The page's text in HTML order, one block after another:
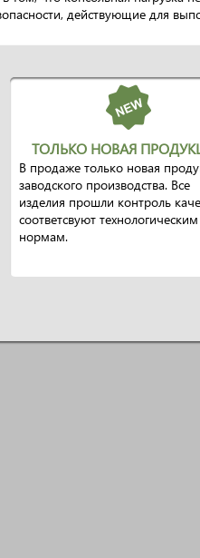
действующие для
ТОЛЬКО НОВАЯ
В продаже только новая
заводского производства. Все
изделия прошли контроль
соответсвуют технологическим
нормам.